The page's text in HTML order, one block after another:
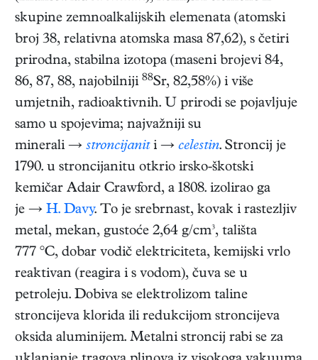
skupine zemnoalkalijskih elemenata (atomski
broj 38, relativna atomska masa 87,62), s četiri
prirodna, stabilna izotopa (maseni brojevi 84,
86, 87, 88, najobilniji 88Sr, 82,58%) i više
umjetnih, radioaktivnih. U prirodi se pojavljuje
samo u spojevima; najvažniji su
minerali → stroncijaniti → celestin. Stroncij je
1790. u stroncijanitu otkrio irsko-škotski
kemičar Adair Crawford, a 1808. izolirao ga
je → H. Davy. To je srebrnast, kovak i rastezljiv
metal, mekan, gustoće 2,64 g/cm³, tališta
777 °C, dobar vodič elektriciteta, kemijski vrlo
reaktivan (reagira i s vodom), čuva se u
petroleju. Dobiva se elektrolizom taline
stroncijeva klorida ili redukcijom stroncijeva
oksida aluminijem. Metalni stroncij rabi se za